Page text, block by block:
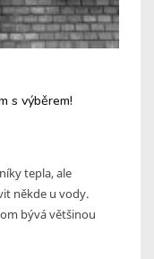
s výběrem!
tepla, ale
někde u vody.
bývá většinou